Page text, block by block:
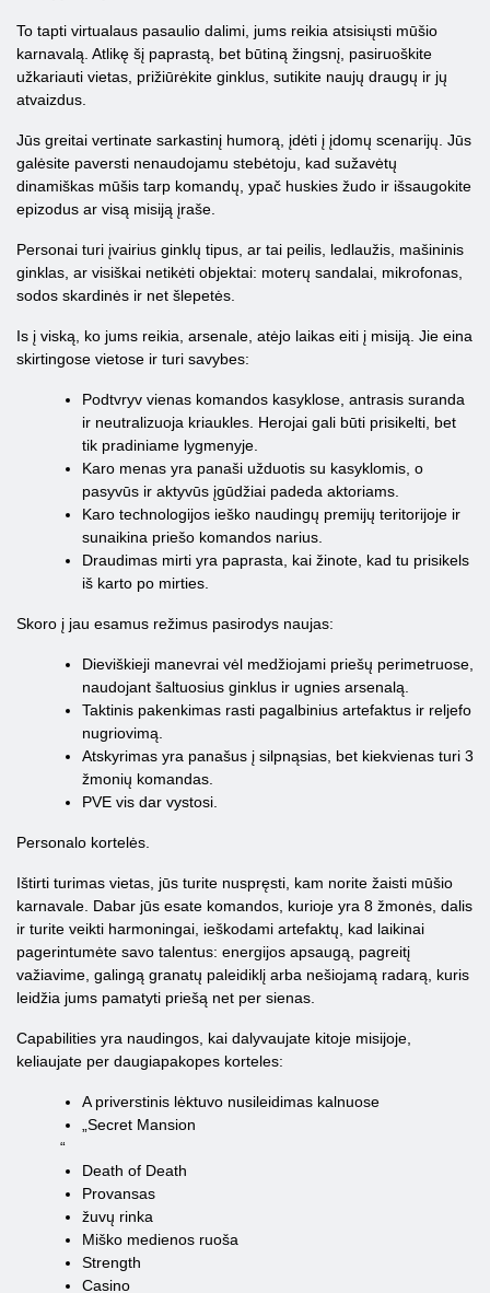
To tapti virtualaus pasaulio dalimi, jums reikia atsisiųsti mūšio
karnavalą. Atlikę šį paprastą, bet būtiną žingsnį, pasiruoškite
užkariauti vietas, prižiūrėkite ginklus, sutikite naujų draugų ir jų
atvaizdus.
Jūs greitai vertinate sarkastinį humorą, įdėti į įdomų scenarijų. Jūs
galėsite paversti nenaudojamu stebėtoju, kad sužavėtų
dinamiškas mūšis tarp komandų, ypač huskies žudo ir išsaugokite
epizodus ar visą misiją įraše.
Personai turi įvairius ginklų tipus, ar tai peilis, ledlaužis, mašininis
ginklas, ar visiškai netikėti objektai: moterų sandalai, mikrofonas,
sodos skardinės ir net šlepetės.
Is į viską, ko jums reikia, arsenale, atėjo laikas eiti į misiją. Jie eina
skirtingose ​​vietose ir turi savybes:
Podtvryv vienas komandos kasyklose, antrasis suranda
ir neutralizuoja kriaukles. Herojai gali būti prisikelti, bet
tik pradiniame lygmenyje.
Karo menas yra panaši užduotis su kasyklomis, o
pasyvūs ir aktyvūs įgūdžiai padeda aktoriams.
Karo technologijos ieško naudingų premijų teritorijoje ir
sunaikina priešo komandos narius.
Draudimas mirti yra paprasta, kai žinote, kad tu prisikels
iš karto po mirties.
Skoro į jau esamus režimus pasirodys naujas:
Dieviškieji manevrai vėl medžiojami priešų perimetruose,
naudojant šaltuosius ginklus ir ugnies arsenalą.
Taktinis pakenkimas rasti pagalbinius artefaktus ir reljefo
nugriovimą.
Atskyrimas yra panašus į silpnąsias, bet kiekvienas turi 3
žmonių komandas.
PVE vis dar vystosi.
Personalo kortelės.
Ištirti turimas vietas, jūs turite nuspręsti, kam norite žaisti mūšio
karnavale. Dabar jūs esate komandos, kurioje yra 8 žmonės, dalis
ir turite veikti harmoningai, ieškodami artefaktų, kad laikinai
pagerintumėte savo talentus: energijos apsaugą, pagreitį
važiavime, galingą granatų paleidiklį arba nešiojamą radarą, kuris
leidžia jums pamatyti priešą net per sienas.
Capabilities yra naudingos, kai dalyvaujate kitoje misijoje,
keliaujate per daugiapakopes korteles:
A priverstinis lėktuvo nusileidimas kalnuose
„Secret Mansion
“
Death of Death
Provansas
žuvų rinka
Miško medienos ruoša
Strength
Casino